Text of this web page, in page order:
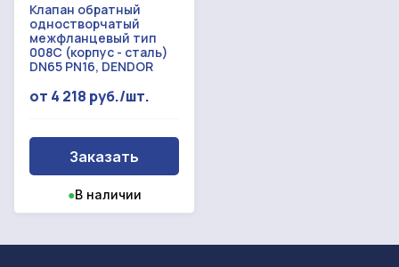
Клапан обратный
одностворчатый
межфланцевый тип
008С (корпус - сталь)
DN65 PN16, DENDOR
от 4 218 руб./шт.
Заказать
●В наличии